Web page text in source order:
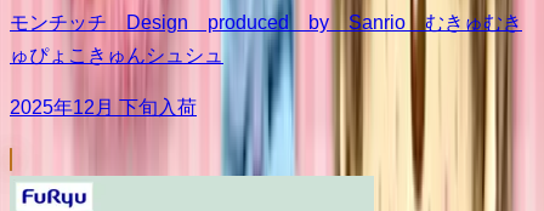
モンチッチ Design produced by Sanrio むきゅむき
ゅぴょこきゅんシュシュ
2025年12月 下旬入荷